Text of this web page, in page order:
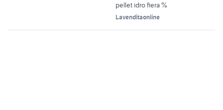
pellet idro fiera %
Lavenditaonline